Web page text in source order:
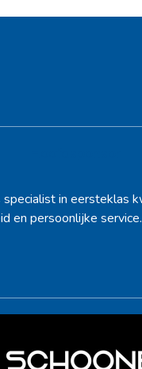
in
en persoonlijke